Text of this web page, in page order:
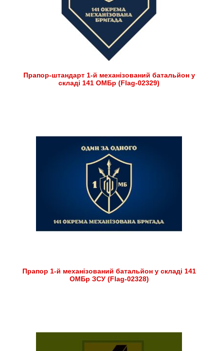
Прапор-штандарт 1-й механізований батальйон у
складі 141 ОМБр (Flag-02329)
Прапор 1-й механізований батальйон у складі 141
ОМБр ЗСУ (Flag-02328)